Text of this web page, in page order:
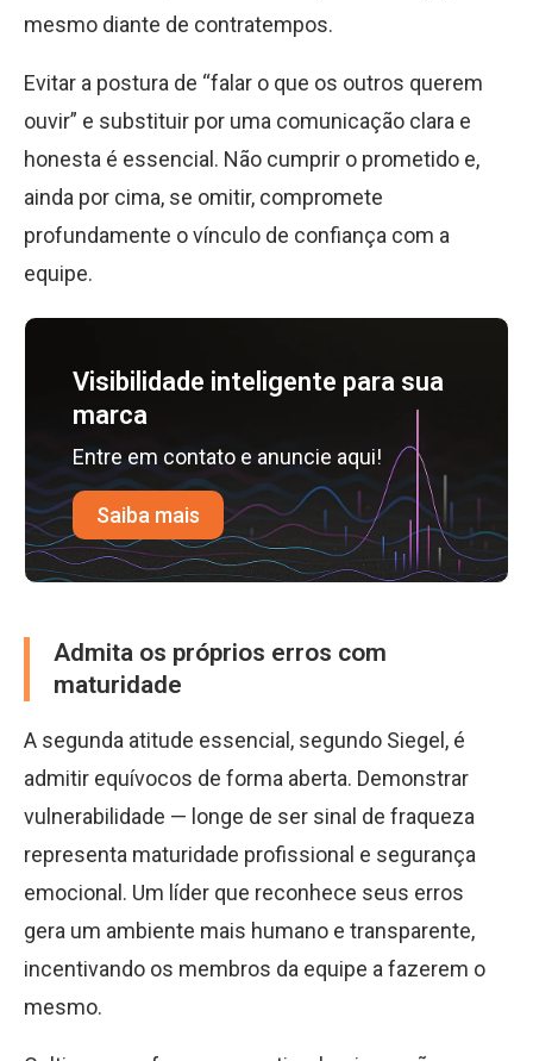
mesmo diante de contratempos.
Evitar a postura de “falar o que os outros querem
ouvir” e substituir por uma comunicação clara e
honesta é essencial. Não cumprir o prometido e,
ainda por cima, se omitir, compromete
profundamente o vínculo de confiança com a
equipe.
Visibilidade inteligente para sua
marca
Entre em contato e anuncie aqui!
Saiba mais
Admita os próprios erros com
maturidade
A segunda atitude essencial, segundo Siegel, é
admitir equívocos de forma aberta. Demonstrar
vulnerabilidade — longe de ser sinal de fraqueza
representa maturidade profissional e segurança
emocional. Um líder que reconhece seus erros
gera um ambiente mais humano e transparente,
incentivando os membros da equipe a fazerem o
mesmo.